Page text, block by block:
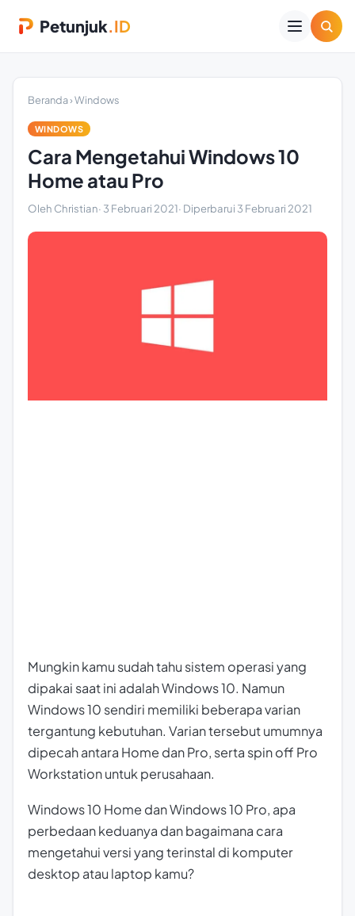
Petunjuk.ID
Beranda›Windows
WINDOWS
Cara Mengetahui Windows 10
Home atau Pro
Oleh Christian· 3 Februari 2021· Diperbarui 3 Februari 2021
Mungkin kamu sudah tahu sistem operasi yang
dipakai saat ini adalah Windows 10. Namun
Windows 10 sendiri memiliki beberapa varian
tergantung kebutuhan. Varian tersebut umumnya
dipecah antara Home dan Pro, serta spin off Pro
Workstation untuk perusahaan.
Windows 10 Home dan Windows 10 Pro, apa
perbedaan keduanya dan bagaimana cara
mengetahui versi yang terinstal di komputer
desktop atau laptop kamu?